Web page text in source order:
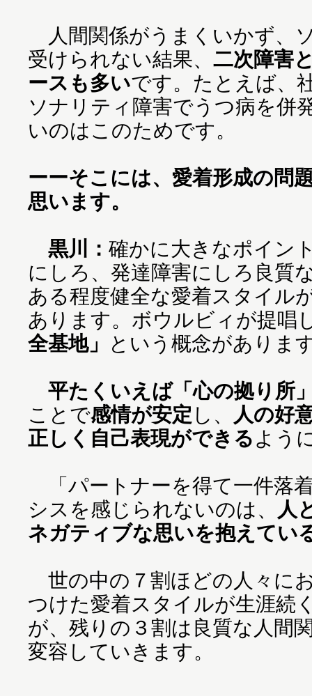
人間関係がうまくいかず、
受けられない結果、 二次障害
ースも多いです。たとえば、
ソナリティ障害でうつ病を併
いのはこのためです。
ーーそこには、愛着形成の問
思います。
黒川： 確かに大きなポイン
にしろ、発達障害にしろ良質
ある程度健全な愛着スタイル
あります。ボウルビィが提唱
全基地」
という概念がありま
平たくいえば「心の拠り所
ことで感情が安定 し、
人の好
正しく自己表現ができるよう
「パートナーを得て一件落
シスを感じられないのは、
人
ネガティブな思いを抱えてい
世の中の７割ほどの人々に
つけた愛着スタイルが生涯続
が、残りの３割は良質な人間
変容していきます。